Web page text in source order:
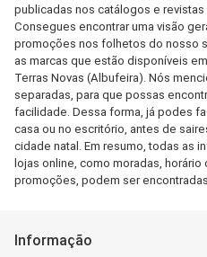
publicadas nos catálogos e
Consegues encontrar uma visão
promoções nos folhetos do nosso
as marcas que estão disponíveis
Terras Novas (Albufeira). Nós
separadas, para que possas
facilidade. Dessa forma, já podes
casa ou no escritório, antes de
cidade natal. Em resumo, todas as
lojas online, como moradas,
promoções, podem ser
Informação